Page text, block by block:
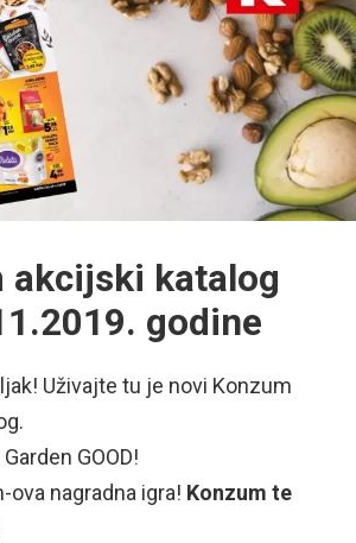
akcijski katalog
godine
Uživajte tu je novi Konzum
GOOD!
ova nagradna igra! Konzum te